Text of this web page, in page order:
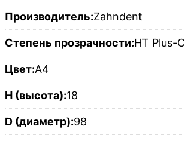
Производитель:Zahndent
Степень прозрачности:HT Plus-C
Цвет:A4
H (высота):18
D (диаметр):98